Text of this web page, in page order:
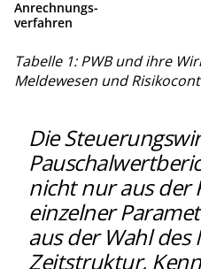
Anrechnungs-
verfahren
Tabelle 1: PWB und ihre
Meldewesen und
Die
nicht nur aus der
einzelner
aus der Wahl des
Zeitstruktur,